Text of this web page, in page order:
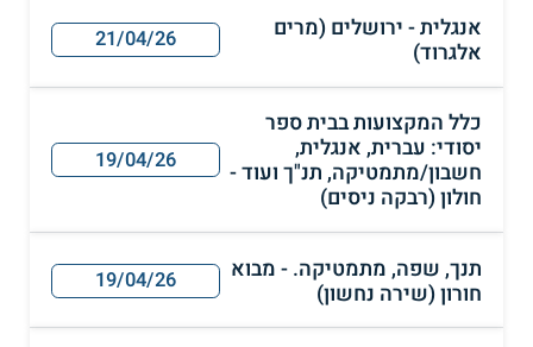
אנגלית - ירושלים (מרים
אלגרוד)
21/04/26
כלל המקצועות בבית ספר
יסודי: עברית, אנגלית,
חשבון/מתמטיקה, תנ"ך ועוד -
חולון (רבקה ניסים)
19/04/26
תנך, שפה, מתמטיקה. - מבוא
חורון (שירה נחשון)
19/04/26